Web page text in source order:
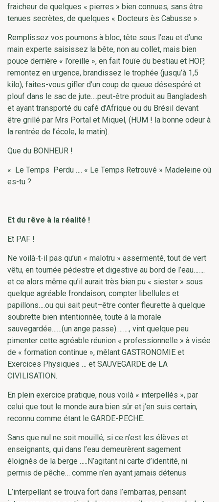
fraicheur de quelques « pierres » bien connues, sans être
tenues secrètes, de quelques « Docteurs ès Cabusse ».
Remplissez vos poumons à bloc, tête sous l’eau et d’une
main experte saisissez la bête, non au collet, mais bien
pouce derrière « l’oreille », en fait l’ouïe du bestiau et HOP,
remontez en urgence, brandissez le trophée (jusqu’à 1,5
kilo), faites-vous gifler d’un coup de queue désespéré et
plouf dans le sac de jute….peut-être produit au Bangladesh
et ayant transporté du café d’Afrique ou du Brésil devant
être grillé par Mrs Portal et Miquel, (HUM ! la bonne odeur à
la rentrée de l’école, le matin).
Que du BONHEUR !
« Le Temps Perdu …. « Le Temps Retrouvé » Madeleine où
es-tu ?
Et du rêve à la réalité !
Et PAF !
Ne voilà-t-il pas qu’un « malotru » assermenté, tout de vert
vêtu, en tournée pédestre et digestive au bord de l’eau…….
et ce alors même qu’il aurait très bien pu « siester » sous
quelque agréable frondaison, compter libellules et
papillons….ou qui sait peut–être conter fleurette à quelque
soubrette bien intentionnée, toute à la morale
sauvegardée……(un ange passe)…….., vint quelque peu
pimenter cette agréable réunion « professionnelle » à visée
de « formation continue », mêlant GASTRONOMIE et
Exercices Physiques … et SAUVEGARDE de LA
CIVILISATION.
En plein exercice pratique, nous voilà « interpellés », par
celui que tout le monde aura bien sûr et j’en suis certain,
reconnu comme étant le GARDE-PECHE.
Sans que nul ne soit mouillé, si ce n’est les élèves et
enseignants, qui dans l’eau demeurèrent sagement
éloignés de la berge …..N’agitant ni carte d’identité, ni
permis de pêche… comme n’en ayant jamais détenus
L’interpellant se trouva fort dans l’embarras, pensant